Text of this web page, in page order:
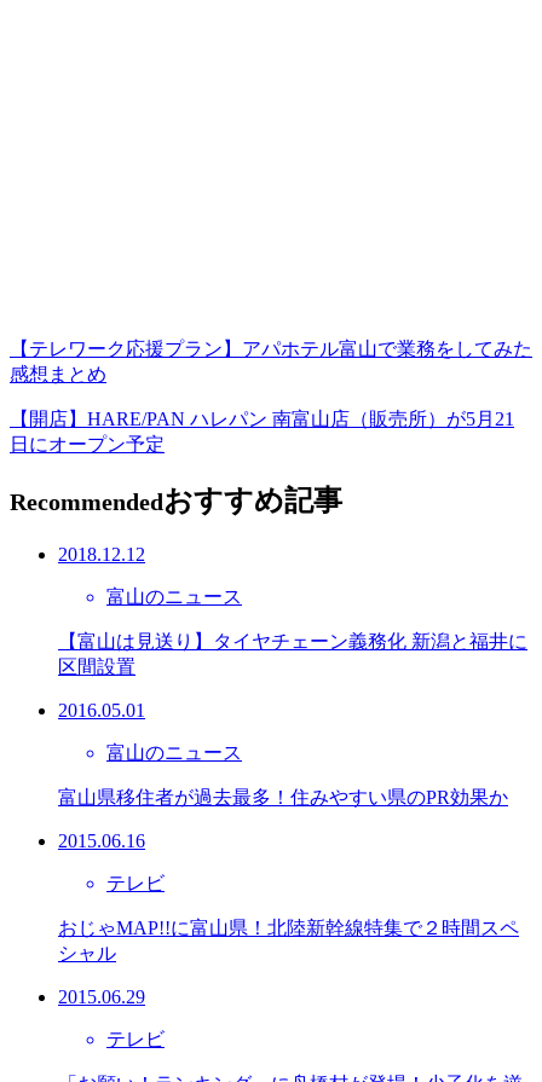
【テレワーク応援プラン】アパホテル富山で業務をしてみた
感想まとめ
【開店】HARE/PAN ハレパン 南富山店（販売所）が5月21
日にオープン予定
Recommendedおすすめ記事
2018.12.12
富山のニュース
【富山は見送り】タイヤチェーン義務化 新潟と福井に
区間設置
2016.05.01
富山のニュース
富山県移住者が過去最多！住みやすい県のPR効果か
2015.06.16
テレビ
おじゃMAP!!に富山県！北陸新幹線特集で２時間スペ
シャル
2015.06.29
テレビ